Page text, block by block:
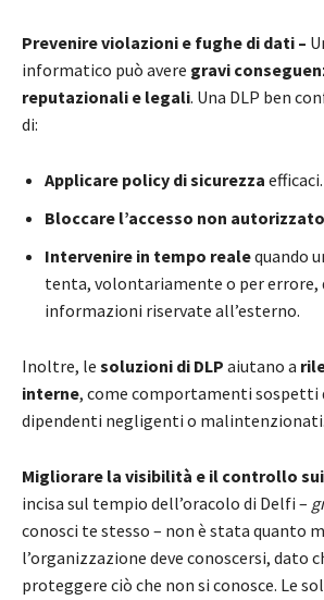
Prevenire violazioni e fughe di dati –
informatico può avere gravi
reputazionali e legali. Una DLP ben
di:
Applicare policy di sicurezza efficaci.
Bloccare l’accesso non autorizzato
Intervenire in tempo realequando
tenta, volontariamente o per errore,
informazioni riservate all’esterno.
Inoltre, le soluzioni di DLP aiutano a
interne, come comportamenti sospetti
dipendenti negligenti o malintenzionati.
Migliorare la visibilità e il controllo
incisa sul tempio dell’oracolo di Delfi –
conosci te stesso – non è stata quanto
l’organizzazione deve conoscersi, dato
proteggere ciò che non si conosce. Le